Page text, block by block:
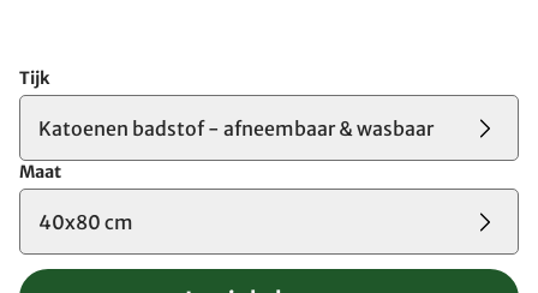
Tijk
Katoenen badstof - afneembaar & wasbaar
Maat
40x80 cm